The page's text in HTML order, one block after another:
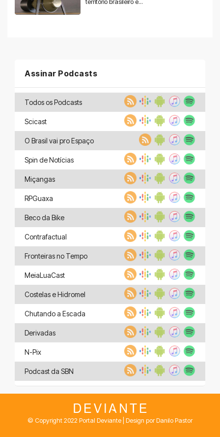
território brasileiro e...
Assinar Podcasts
Todos os Podcasts
Scicast
O Brasil vai pro Espaço
Spin de Notícias
Miçangas
RPGuaxa
Beco da Bike
Contrafactual
Fronteiras no Tempo
MeiaLuaCast
Costelas e Hidromel
Chutando a Escada
Derivadas
N-Pix
Podcast da SBN
© Copyright 2022 Portal Deviante | Design por Danilo Pastor